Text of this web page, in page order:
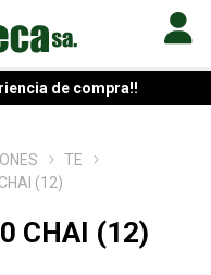
de compra!!
TE
(12)
CHAI (12)